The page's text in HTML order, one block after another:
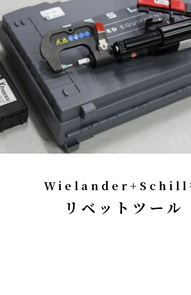
Wielander+Schill
リベットツール